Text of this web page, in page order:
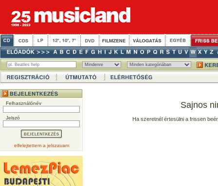
Felhasználónév
Jelszó
elfelejtettem a jelszavam
Sajnos
Ha szeretnél értesülni a frissen